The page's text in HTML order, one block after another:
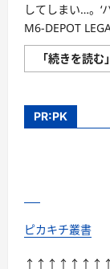
してしまい…。‘
M6-DEPOT
「続きを読む」
PR:PK
ピカキチ叢書